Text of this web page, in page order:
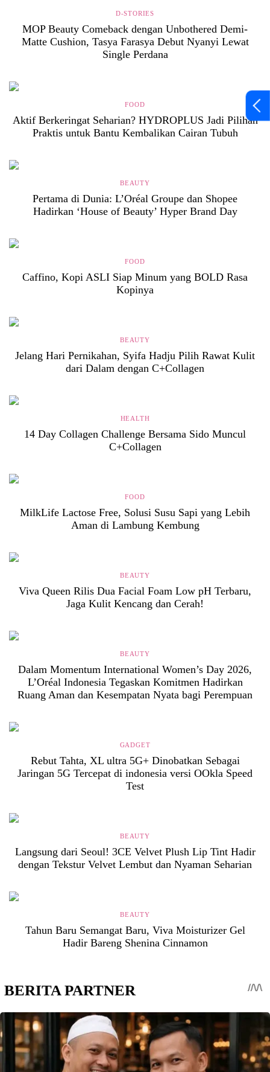
D-STORIES
MOP Beauty Comeback dengan Unbothered Demi-
Matte Cushion, Tasya Farasya Debut Nyanyi Lewat
Single Perdana
FOOD
Aktif Berkeringat Seharian? HYDROPLUS Jadi Pilihan
Praktis untuk Bantu Kembalikan Cairan Tubuh
BEAUTY
Pertama di Dunia: L’Oréal Groupe dan Shopee
Hadirkan ‘House of Beauty’ Hyper Brand Day
FOOD
Caffino, Kopi ASLI Siap Minum yang BOLD Rasa
Kopinya
BEAUTY
Jelang Hari Pernikahan, Syifa Hadju Pilih Rawat Kulit
dari Dalam dengan C+Collagen
HEALTH
14 Day Collagen Challenge Bersama Sido Muncul
C+Collagen
FOOD
MilkLife Lactose Free, Solusi Susu Sapi yang Lebih
Aman di Lambung Kembung
BEAUTY
Viva Queen Rilis Dua Facial Foam Low pH Terbaru,
Jaga Kulit Kencang dan Cerah!
BEAUTY
Dalam Momentum International Women’s Day 2026,
L’Oréal Indonesia Tegaskan Komitmen Hadirkan
Ruang Aman dan Kesempatan Nyata bagi Perempuan
GADGET
Rebut Tahta, XL ultra 5G+ Dinobatkan Sebagai
Jaringan 5G Tercepat di indonesia versi OOkla Speed
Test
BEAUTY
Langsung dari Seoul! 3CE Velvet Plush Lip Tint Hadir
dengan Tekstur Velvet Lembut dan Nyaman Seharian
BEAUTY
Tahun Baru Semangat Baru, Viva Moisturizer Gel
Hadir Bareng Shenina Cinnamon